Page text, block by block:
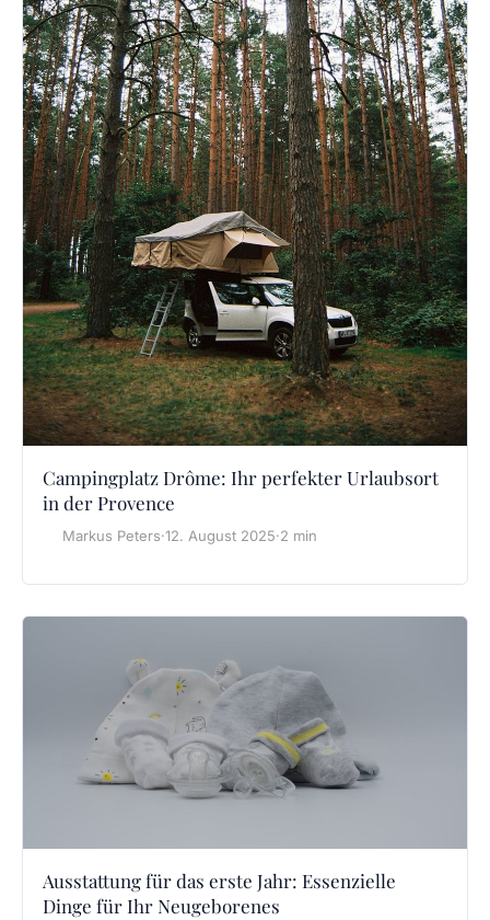
Campingplatz Drôme: Ihr perfekter Urlaubsort
in der Provence
Markus Peters·12. August 2025·2 min
Ausstattung für das erste Jahr: Essenzielle
Dinge für Ihr Neugeborenes